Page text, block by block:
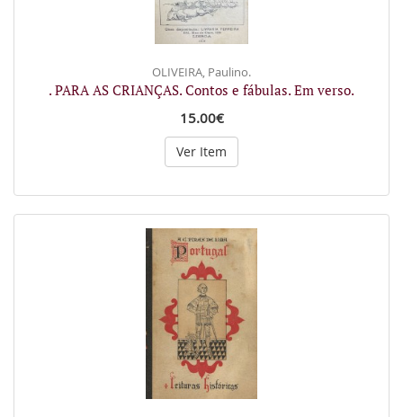
OLIVEIRA, Paulino.
. PARA AS CRIANÇAS. Contos e fábulas. Em verso.
15.00€
Ver Item